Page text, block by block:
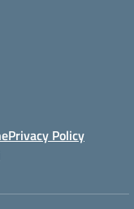
Privacy Policy